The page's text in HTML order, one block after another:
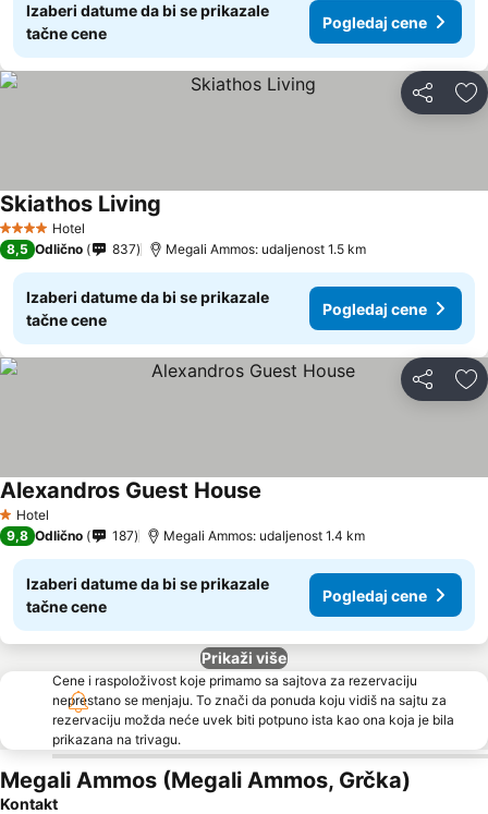
Izaberi datume da bi se prikazale
tačne cene
Pogledaj cene
Deli
4 ZvezdiceHotel
Skiathos Living
8,5 Odlično 837 Megali Ammos: udaljenost 1.5 km
Izaberi datume da bi se prikazale
tačne cene
Pogledaj cene
Deli
1 Zvezdice
Hotel
Alexandros Guest House
9,8 Odlično 187 Megali Ammos: udaljenost 1.4 km
Izaberi datume da bi se prikazale
tačne cene
Pogledaj cene
Prikaži više
Cene i raspoloživost koje primamo sa sajtova za rezervaciju
neprestano se menjaju. To znači da ponuda koju vidiš na sajtu za
rezervaciju možda neće uvek biti potpuno ista kao ona koja je bila
prikazana na trivagu.
Megali Ammos (Megali Ammos, Grčka)
Kontakt